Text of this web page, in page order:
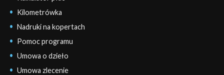
Kilometrówka
Nadruki na kopertach
Pomoc programu
Umowa o dzieło
Umowa zlecenie